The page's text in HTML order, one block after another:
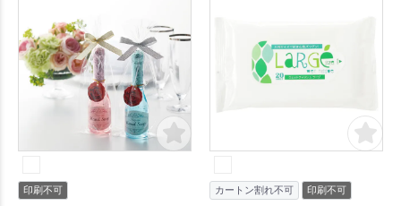
たアイテムです。
印刷不可 カートン割れ不可 印刷不可